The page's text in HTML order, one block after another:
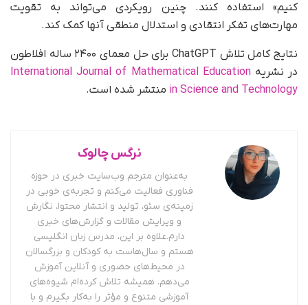
کنیم» استفاده کنند. چنین رویکردی می‌تواند به تقویت
مهارت‌های تفکر انتقادی و استدلال منطقی آنها کمک کند.
نتایج کامل تلاش ChatGPT برای حل معمای ۲۴۰۰ ساله افلاطون
در نشریه‌International Journal of Mathematical Education
in Science and Technology منتشر شده است.
نرگس چالوک
به‌عنوان مترجم وب‌سایت خبری در حوزه
فناوری فعالیت می‌کنم و تجربه‌ی خوبی در
زمینه‌ی سئو، تولید و انتشار محتوا، نگارش
و ویرایش مقالات و گزارش‌های خبری
دارم.علاوه بر این، مدرس زبان انگلیسی
هستم و سال‌هاست به کودکان و بزرگسالان
در محیط‌های حضوری و آنلاین آموزش
می‌دهم. همیشه تلاش کرده‌ام شیوه‌های
آموزشی متنوع و مؤثر را به‌کار بگیرم و با